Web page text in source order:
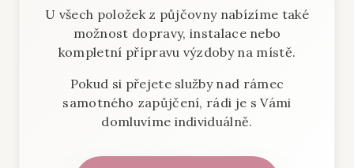
U všech položek z půjčovny nabízíme také
možnost dopravy, instalace nebo
kompletní přípravu výzdoby na místě.
Pokud si přejete služby nad rámec
samotného zapůjčení, rádi je s Vámi
domluvíme individuálně.